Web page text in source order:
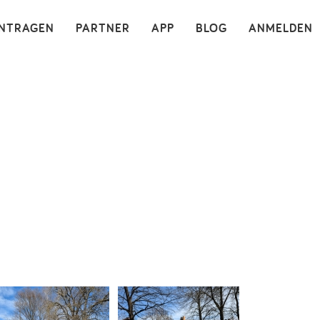
ANMELDEN
BLOG
APP
PARTNER ×